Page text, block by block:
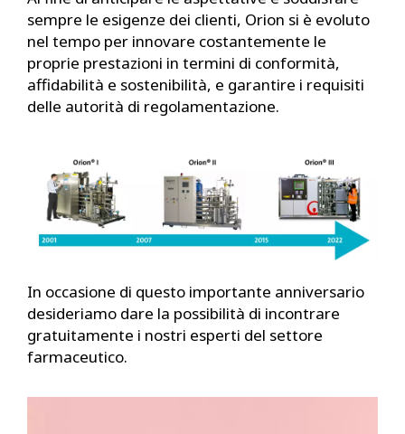
sempre le esigenze dei clienti, Orion si è evoluto
nel tempo per innovare costantemente le
proprie prestazioni in termini di conformità,
affidabilità e sostenibilità, e garantire i requisiti
delle autorità di regolamentazione.
In occasione di questo importante anniversario
desideriamo dare la possibilità di incontrare
gratuitamente i nostri esperti del settore
farmaceutico.